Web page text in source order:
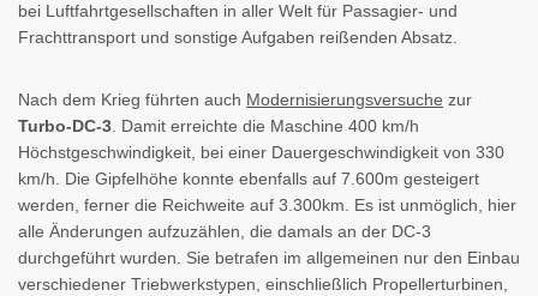
bei Luftfahrtgesellschaften in aller Welt für Passagier- und
Frachttransport und sonstige Aufgaben reißenden Absatz.
Nach dem Krieg führten auch Modernisierungsversuche zur
Turbo-DC-3 . Damit erreichte die Maschine 400 km/h
Höchstgeschwindigkeit, bei einer Dauergeschwindigkeit von 330
km/h. Die Gipfelhöhe konnte ebenfalls auf 7.600m gesteigert
werden, ferner die Reichweite auf 3.300km. Es ist unmöglich, hier
alle Änderungen aufzuzählen, die damals an der DC-3
durchgeführt wurden. Sie betrafen im allgemeinen nur den Einbau
verschiedener Triebwerkstypen, einschließlich Propellerturbinen,